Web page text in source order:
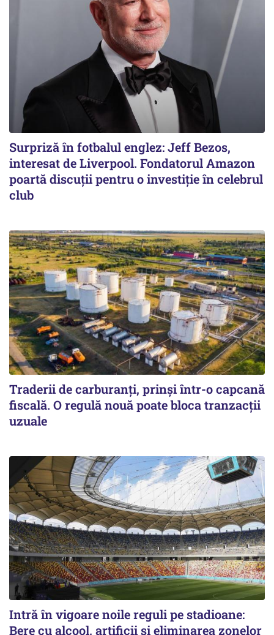
Surpriză în fotbalul englez: Jeff Bezos,
interesat de Liverpool. Fondatorul Amazon
poartă discuții pentru o investiție în celebrul
club
Traderii de carburanți, prinși într-o capcană
fiscală. O regulă nouă poate bloca tranzacții
uzuale
Intră în vigoare noile reguli pe stadioane:
Bere cu alcool, artificii și eliminarea zonelor